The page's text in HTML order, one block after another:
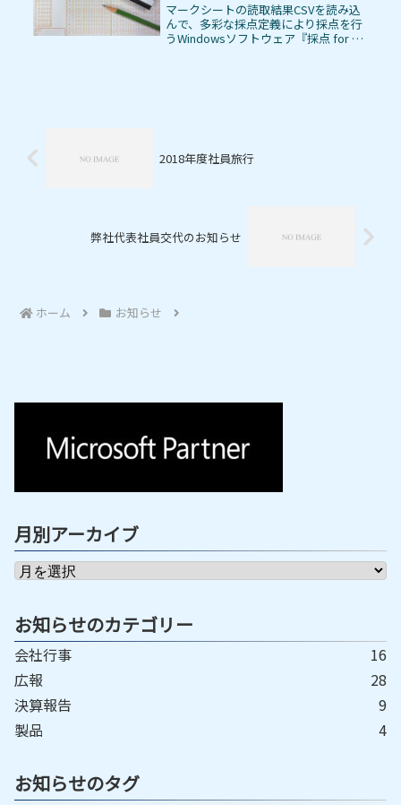
マークシートの読取結果CSVを読み込
んで、多彩な採点定義により採点を行
うWindowsソフトウェア『採点 for マ
2018年度社員旅行
弊社代表社員交代のお知らせ
ホーム お知らせ
月別アーカイブ
お知らせのカテゴリー
会社行事
16
広報
28
決算報告
9
製品
4
お知らせのタグ